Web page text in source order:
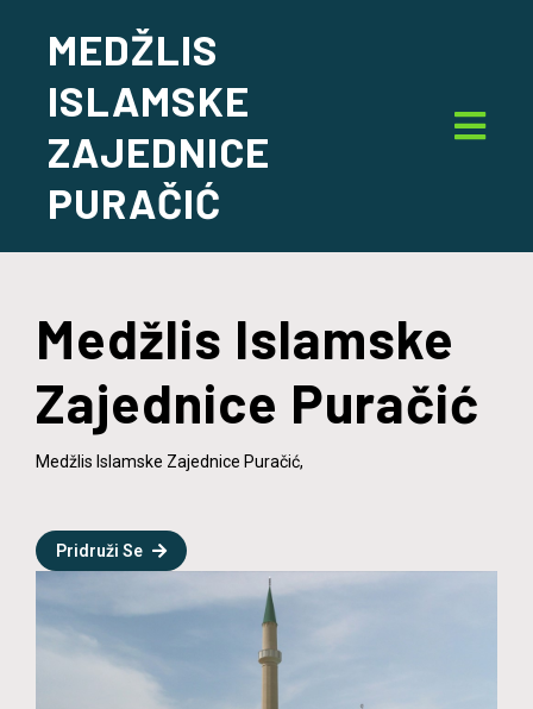
MEDŽLIS
ISLAMSKE
ZAJEDNICE
PURAČIĆ
Medžlis Islamske
Zajednice Puračić
Medžlis Islamske Zajednice Puračić,
Pridruži Se